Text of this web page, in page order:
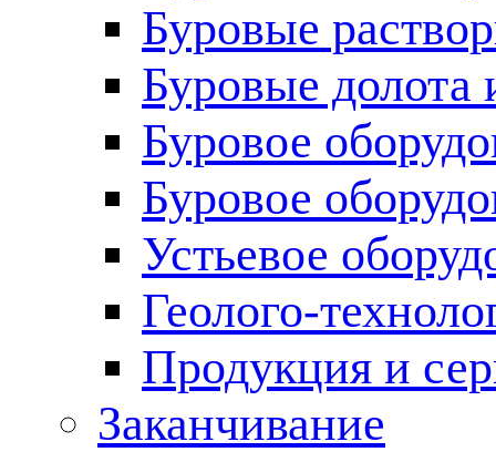
Буровые
Буровые долота
Буровое
Буровое
Устьевое
Геолого-
Продукция и
Заканчивание